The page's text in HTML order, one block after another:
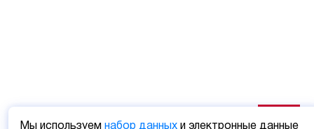
Мы используем набор данных и электронные данные